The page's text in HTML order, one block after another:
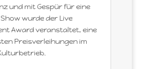
und mit Gespür für eine
wurde der Live
Award veranstaltet, eine
Preisverleihungen im